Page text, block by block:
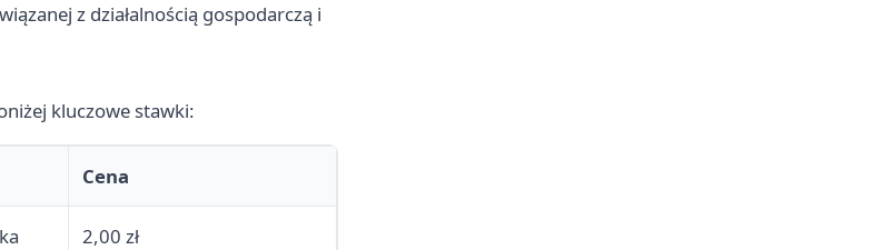
z działalnością gospodarczą i
kluczowe stawki:
Cena
2,00 zł